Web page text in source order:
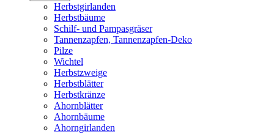
Herbstgirlanden
Herbstbäume
Schilf- und Pampasgräser
Tannenzapfen, Tannenzapfen-Deko
Pilze
Wichtel
Herbstzweige
Herbstblätter
Herbstkränze
Ahornblätter
Ahornbäume
Ahorngirlanden